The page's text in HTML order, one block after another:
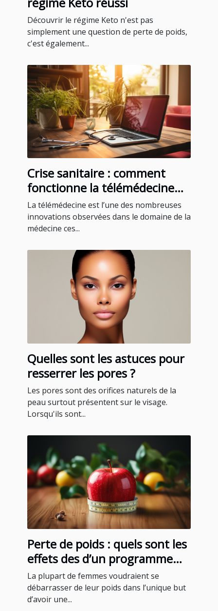
Découvrir le régime Keto n'est pas
simplement une question de perte de poids,
c'est également...
Crise sanitaire : comment
fonctionne la télémédecine
pour un rendez-vous médical
à Martinique ?
La télémédecine est l’une des nombreuses
innovations observées dans le domaine de la
médecine ces...
Quelles sont les astuces pour
resserrer les pores ?
Les pores sont des orifices naturels de la
peau surtout présentent sur le visage.
Lorsqu'ils sont...
Perte de poids : quels sont les
effets des d’un programme
minceur pour femmes ?
La plupart de femmes voudraient se
débarrasser de leur poids dans l’unique but
d’avoir une...